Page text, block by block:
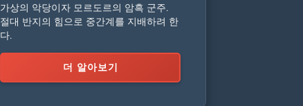
가상의 악당이자 모르도르의 암흑 군주.
절대 반지의 힘으로 중간계를 지배하려 한
다.
더 알아보기